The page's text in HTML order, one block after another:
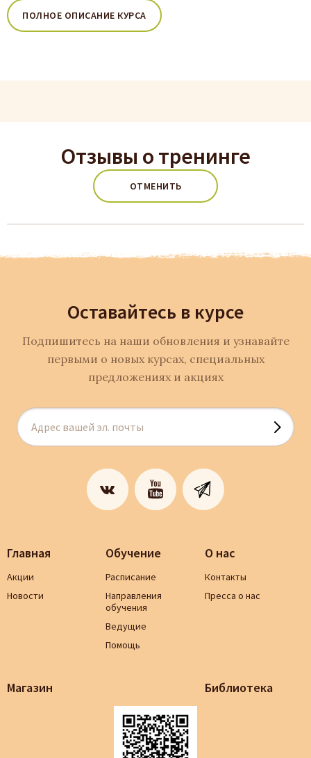
ПОЛНОЕ ОПИСАНИЕ КУРСА
Отзывы о тренинге
ОТМЕНИТЬ
Оставайтесь в курсе
Подпишитесь на наши обновления и узнавайте
первыми о новых курсах, специальных
предложениях и акциях
Главная
Акции
Новости
Обучение
Расписание
Направления
обучения
Ведущие
Помощь
О нас
Контакты
Пресса о нас
Магазин Библиотека